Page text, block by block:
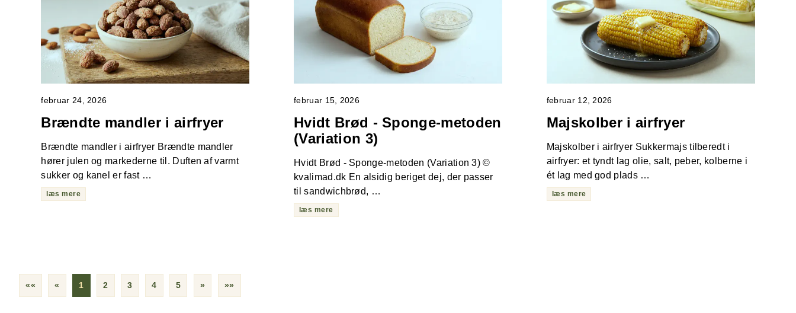
februar 24, 2026
Brændte mandler i airfryer
Brændte mandler i airfryer Brændte mandler
hører julen og markederne til. Duften af varmt
sukker og kanel er fast …
læs mere
februar 15, 2026
Hvidt Brød - Sponge-metoden
(Variation 3)
Hvidt Brød - Sponge-metoden (Variation 3) ©
kvalimad.dk En alsidig beriget dej, der passer
til sandwichbrød, …
læs mere
februar 12, 2026
Majskolber i airfryer
Majskolber i airfryer Sukkermajs tilberedt i
airfryer: et tyndt lag olie, salt, peber, kolberne i
ét lag med god plads …
læs mere
«« « 1 2 3 4 5 » »»